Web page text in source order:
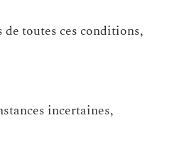
toutes ces conditions,
incertaines,